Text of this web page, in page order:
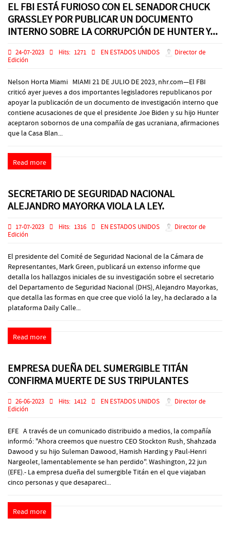
EL FBI ESTÁ FURIOSO CON EL SENADOR CHUCK
GRASSLEY POR PUBLICAR UN DOCUMENTO
INTERNO SOBRE LA CORRUPCIÓN DE HUNTER Y...
24-07-2023 Hits: 1271 EN ESTADOS UNIDOS
Director de
Edición
Nelson Horta Miami MIAMI 21 DE JULIO DE 2023, nhr.com—El FBI
criticó ayer jueves a dos importantes legisladores republicanos por
apoyar la publicación de un documento de investigación interno que
contiene acusaciones de que el presidente Joe Biden y su hijo Hunter
aceptaron sobornos de una compañía de gas ucraniana, afirmaciones
que la Casa Blan...
Read more
SECRETARIO DE SEGURIDAD NACIONAL
ALEJANDRO MAYORKA VIOLA LA LEY.
17-07-2023 Hits: 1316 EN ESTADOS UNIDOS
Director de
Edición
El presidente del Comité de Seguridad Nacional de la Cámara de
Representantes, Mark Green, publicará un extenso informe que
detalla los hallazgos iniciales de su investigación sobre el secretario
del Departamento de Seguridad Nacional (DHS), Alejandro Mayorkas,
que detalla las formas en que cree que violó la ley, ha declarado a la
plataforma Daily Calle...
Read more
EMPRESA DUEÑA DEL SUMERGIBLE TITÁN
CONFIRMA MUERTE DE SUS TRIPULANTES
26-06-2023 Hits: 1412 EN ESTADOS UNIDOS
Director de
Edición
EFE A través de un comunicado distribuido a medios, la compañía
informó: "Ahora creemos que nuestro CEO Stockton Rush, Shahzada
Dawood y su hijo Suleman Dawood, Hamish Harding y Paul-Henri
Nargeolet, lamentablemente se han perdido". Washington, 22 jun
(EFE).- La empresa dueña del sumergible Titán en el que viajaban
cinco personas y que desapareci...
Read more